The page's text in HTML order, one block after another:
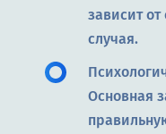
зависит
случая.
Основная